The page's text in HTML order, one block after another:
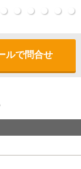
ルで問合せ